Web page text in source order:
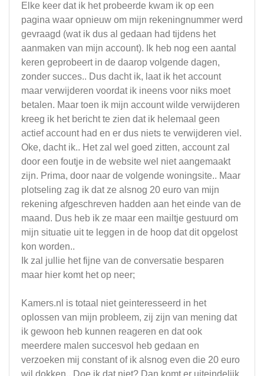
Elke keer dat ik het probeerde kwam ik op een
pagina waar opnieuw om mijn rekeningnummer werd
gevraagd (wat ik dus al gedaan had tijdens het
aanmaken van mijn account). Ik heb nog een aantal
keren geprobeert in de daarop volgende dagen,
zonder succes.. Dus dacht ik, laat ik het account
maar verwijderen voordat ik ineens voor niks moet
betalen. Maar toen ik mijn account wilde verwijderen
kreeg ik het bericht te zien dat ik helemaal geen
actief account had en er dus niets te verwijderen viel.
Oke, dacht ik.. Het zal wel goed zitten, account zal
door een foutje in de website wel niet aangemaakt
zijn. Prima, door naar de volgende woningsite.. Maar
plotseling zag ik dat ze alsnog 20 euro van mijn
rekening afgeschreven hadden aan het einde van de
maand. Dus heb ik ze maar een mailtje gestuurd om
mijn situatie uit te leggen in de hoop dat dit opgelost
kon worden..
Ik zal jullie het fijne van de conversatie besparen
maar hier komt het op neer;
Kamers.nl is totaal niet geinteresseerd in het
oplossen van mijn probleem, zij zijn van mening dat
ik gewoon heb kunnen reageren en dat ook
meerdere malen succesvol heb gedaan en
verzoeken mij constant of ik alsnog even die 20 euro